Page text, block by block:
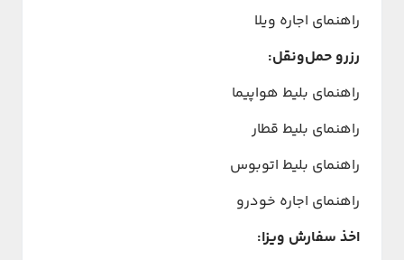
راهنمای اجاره ویلا
رزرو حمل‌ونقل:
راهنمای بلیط هواپیما
راهنمای بلیط قطار
راهنمای بلیط اتوبوس
راهنمای اجاره خودرو
اخذ سفارش ویزا: